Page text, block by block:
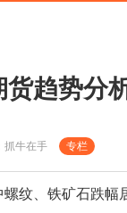
货趋势分
抓牛在手 专栏
、铁矿石跌幅